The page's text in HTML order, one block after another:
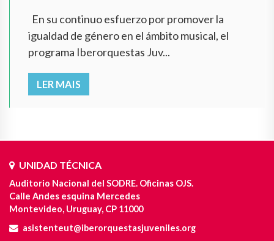
En su continuo esfuerzo por promover la
igualdad de género en el ámbito musical, el
programa Iberorquestas Juv...
LER MAIS
UNIDAD TÉCNICA
Auditorio Nacional del SODRE. Oficinas OJS.
Calle Andes esquina Mercedes
Montevideo, Uruguay, CP 11000
asistenteut@iberorquestasjuveniles.org